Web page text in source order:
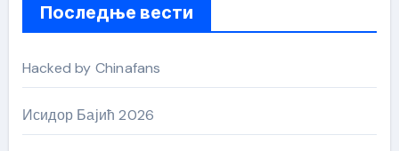
Последње вести
Hacked by Chinafans
Исидор Бајић 2026